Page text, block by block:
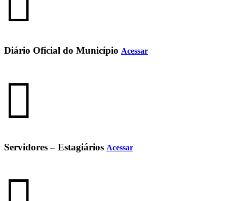
Diário Oficial do Município Acessar
Servidores – Estagiários Acessar